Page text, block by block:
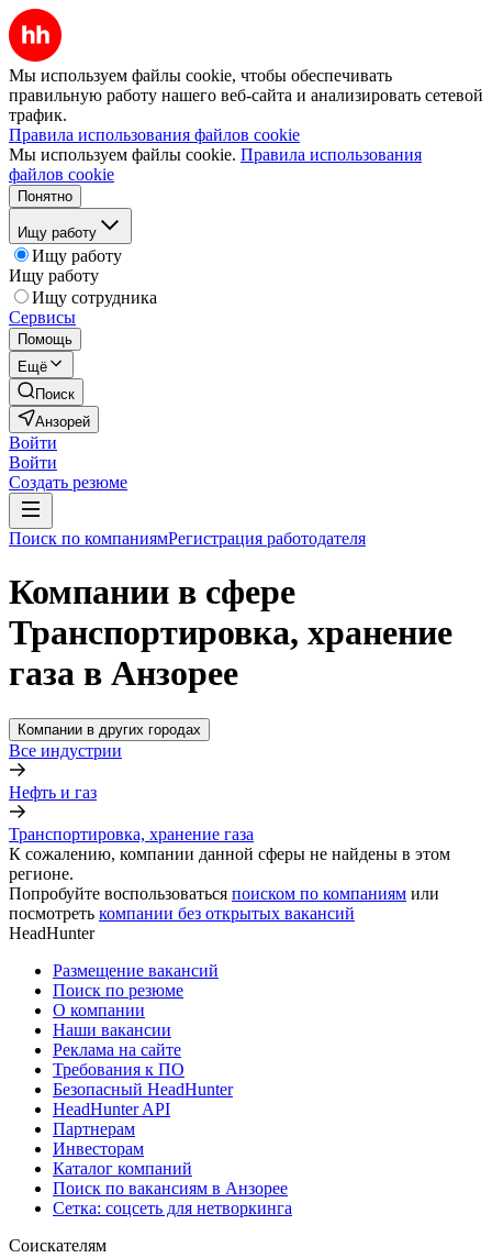
Мы используем файлы cookie, чтобы обеспечивать
правильную работу нашего веб-сайта и анализировать сетевой
трафик.
Правила использования файлов cookie
Мы используем файлы cookie. Правила использования
файлов cookie
Понятно
Ищу работу
Ищу работу
Ищу работу
Ищу сотрудника
Сервисы
Помощь
Ещё
Поиск
Анзорей
Войти
Войти
Создать резюме
Поиск по компаниямРегистрация работодателя
Компании в сфере
Транспортировка, хранение
газа в Анзорее
Компании в других городах
Все индустрии
Нефть и газ
Транспортировка, хранение газа
К сожалению, компании данной сферы не найдены в этом
регионе.
Попробуйте воспользоваться поиском по компаниям или
посмотреть компании без открытых вакансий
HeadHunter
Размещение вакансий
Поиск по резюме
О компании
Наши вакансии
Реклама на сайте
Требования к ПО
Безопасный HeadHunter
HeadHunter API
Партнерам
Инвесторам
Каталог компаний
Поиск по вакансиям в Анзорее
Сетка: соцсеть для нетворкинга
Соискателям